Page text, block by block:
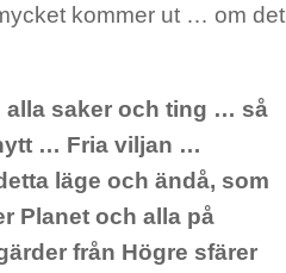
kommer ut … om det
alla saker och ting … så
… Fria viljan …
läge och ändå, som
Planet och alla på
från Högre sfärer